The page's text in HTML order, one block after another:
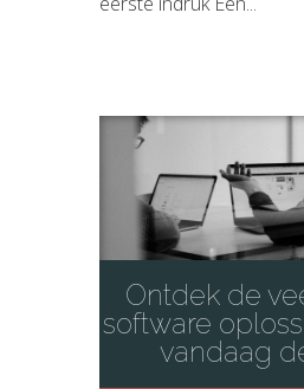
Ontdek de
software
vandaag